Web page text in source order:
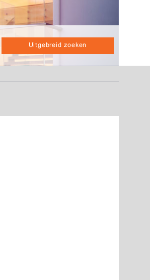
Uitgebreid zoeken